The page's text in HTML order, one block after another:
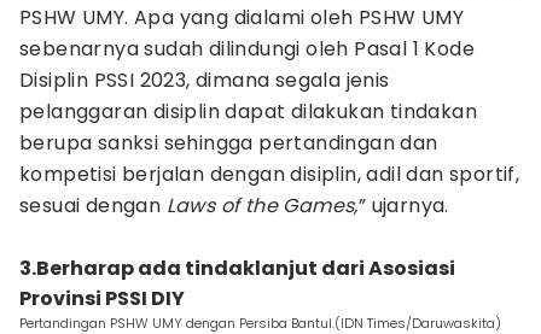
PSHW UMY. Apa yang dialami oleh PSHW UMY
sebenarnya sudah dilindungi oleh Pasal 1 Kode
Disiplin PSSI 2023, dimana segala jenis
pelanggaran disiplin dapat dilakukan tindakan
berupa sanksi sehingga pertandingan dan
kompetisi berjalan dengan disiplin, adil dan sportif,
sesuai dengan Laws of the Games,” ujarnya.
3.Berharap ada tindaklanjut dari Asosiasi
Provinsi PSSI DIY
Pertandingan PSHW UMY dengan Persiba Bantul.(IDN Times/Daruwaskita)